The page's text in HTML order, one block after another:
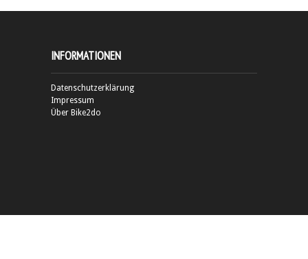
INFORMATIONEN
Datenschutzerklärung
Impressum
Über Bike2do